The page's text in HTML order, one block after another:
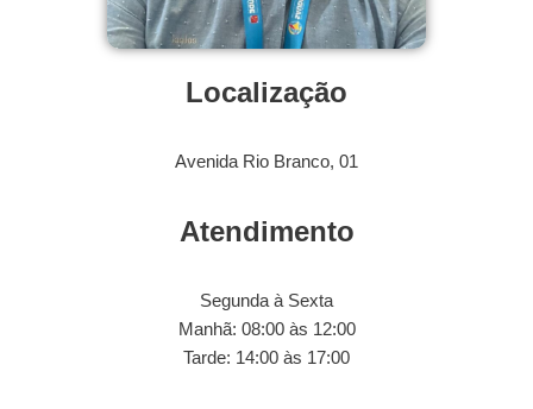
Localização
Avenida Rio Branco, 01
Atendimento
Segunda à Sexta
Manhã: 08:00 às 12:00
Tarde: 14:00 às 17:00